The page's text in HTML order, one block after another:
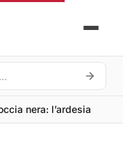
nera: l’ardesia